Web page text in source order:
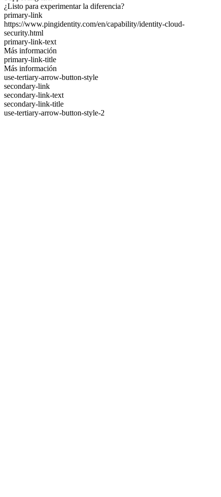
¿Listo para experimentar la diferencia?
primary-link
https://www.pingidentity.com/en/capability/identity-cloud-
security.html
primary-link-text
Más información
primary-link-title
Más información
use-tertiary-arrow-button-style
secondary-link
secondary-link-text
secondary-link-title
use-tertiary-arrow-button-style-2